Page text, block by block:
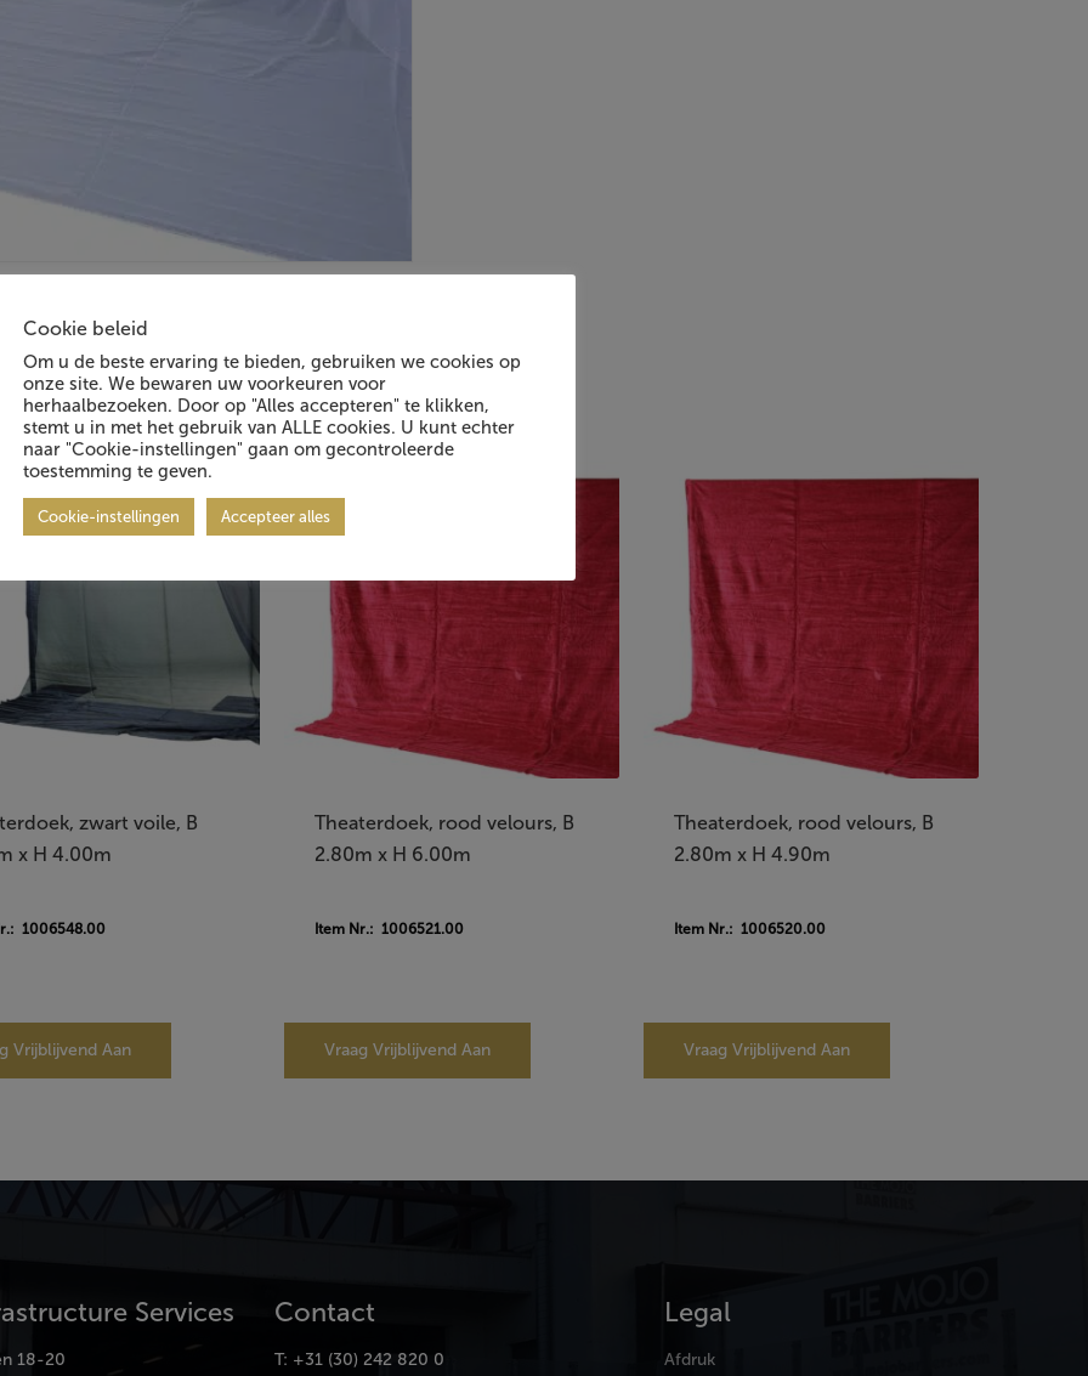
geïnteresseerd in:
zwart voile, B
x H 4.00m
1006548.00
Vrijblijvend Aan
Theaterdoek, rood velours, B
2.80m x H 6.00m
Item Nr.: 1006521.00
Vraag Vrijblijvend Aan
Theaterdoek, rood velours, B
2.80m x H 4.90m
Item Nr.: 1006520.00
Vraag Vrijblijvend Aan
Services
18-20
Contact
T: +31 (30) 242 820 0
Legal
Afdruk
Cookie beleid
Om u de beste ervaring te bieden, gebruiken we cookies op
onze site. We bewaren uw voorkeuren voor
herhaalbezoeken. Door op "Alles accepteren" te klikken,
stemt u in met het gebruik van ALLE cookies. U kunt echter
naar "Cookie-instellingen" gaan om gecontroleerde
toestemming te geven.
Cookie-instellingen Accepteer alles